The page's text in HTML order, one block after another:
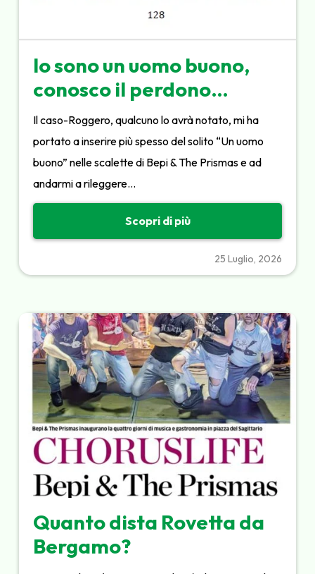
Io sono un uomo buono,
conosco il perdono…
Il caso-Roggero, qualcuno lo avrà notato, mi ha
portato a inserire più spesso del solito “Un uomo
buono” nelle scalette di Bepi & The Prismas e ad
andarmi a rileggere…
Scopri di più
25 Luglio, 2026
Quanto dista Rovetta da
Bergamo?